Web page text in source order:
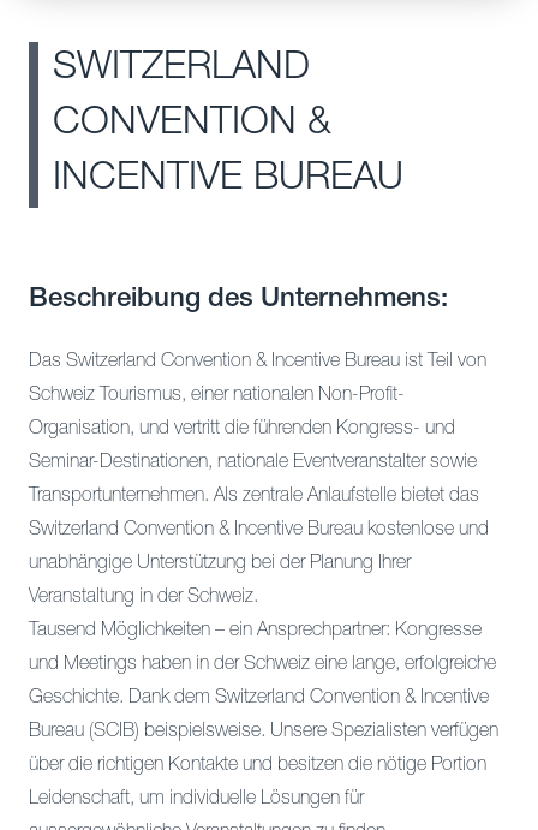
SWITZERLAND
CONVENTION &
INCENTIVE BUREAU
Beschreibung des Unternehmens:
Das Switzerland Convention & Incentive Bureau ist Teil von
Schweiz Tourismus, einer nationalen Non-Profit-
Organisation, und vertritt die führenden Kongress- und
Seminar-Destinationen, nationale Eventveranstalter sowie
Transportunternehmen. Als zentrale Anlaufstelle bietet das
Switzerland Convention & Incentive Bureau kostenlose und
unabhängige Unterstützung bei der Planung Ihrer
Veranstaltung in der Schweiz.
Tausend Möglichkeiten – ein Ansprechpartner: Kongresse
und Meetings haben in der Schweiz eine lange, erfolgreiche
Geschichte. Dank dem Switzerland Convention & Incentive
Bureau (SCIB) beispielsweise. Unsere Spezialisten verfügen
über die richtigen Kontakte und besitzen die nötige Portion
Leidenschaft, um individuelle Lösungen für